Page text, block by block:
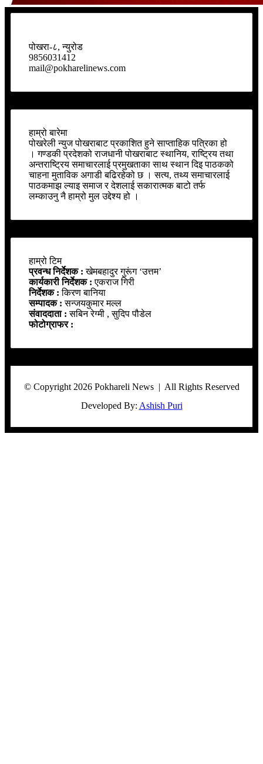
पोखरा-८, न्युरोड
9856031412
mail@pokharelinews.com
हाम्रो बारेमा
पोखरेली न्युज पोखराबाट प्रकाशित हुने साप्ताहिक पत्रिका हो
। गण्डकी प्रदेशको राजधानी पोखराबाट स्थानिय, राष्ट्रिय तथा
अन्तराष्ट्रिय समाचारलाई प्रमुखताका साथ स्थान दिइ पाठकको
चाहना मुताविक अगाडी बढिरहेको छ । सत्य, तथ्य समाचारलाई
पाठकमाझ ल्याइ समाज र देशलाई सकारात्मक बाटो तर्फ
लम्काउनु नै हाम्रो मुल उद्देश्य हो ।
हाम्रो टिम
प्रवन्ध निर्देशक :खेमबहादुर गुरूंग ‘उत्तम’
कार्यकारी निर्देशक :एकराज गिरी
निर्देशक :किरण बानिया
सम्पादक :सन्जयकुमार मल्ल
संवाददाता :सबिन रेग्मी , सुदिप पौडेल
फोटोग्राफर :
© Copyright 2026 Pokhareli News | All Rights Reserved
Developed By: Ashish Puri